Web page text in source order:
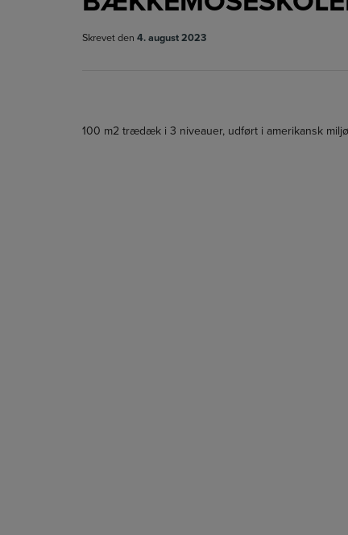
Skrevet den 4. august 2023
100 m2 trædæk i 3 niveauer, udført i amerikansk